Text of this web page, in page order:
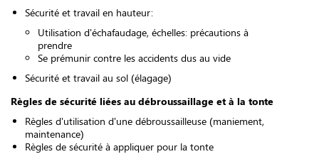
Sécurité et travail en hauteur:
Utilisation d'échafaudage, échelles: précautions à
prendre
Se prémunir contre les accidents dus au vide
Sécurité et travail au sol (élagage)
Règles de sécurité liées au débroussaillage et à la tonte
Règles d'utilisation d'une débroussailleuse (maniement,
maintenance)
Règles de sécurité à appliquer pour la tonte